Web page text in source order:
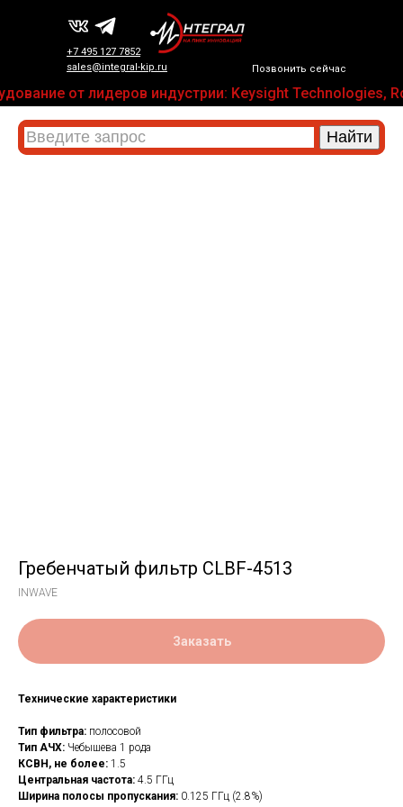
Позвонить сейчас
+7 495 127 7852
sales@integral-kip.ru
от лидеров индустрии: Keysight Technologies,
Гребенчатый фильтр CLBF-4513
INWAVE
Заказать
Технические характеристики
Тип фильтра: полосовой
Тип АЧХ: Чебышева 1 рода
КСВН, не более: 1.5
Центральная частота: 4.5 ГГц
Ширина полосы пропускания: 0.125 ГГц (2.8%)